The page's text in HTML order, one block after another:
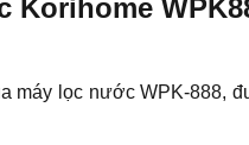
Korihome
lọc nước WPK-888,